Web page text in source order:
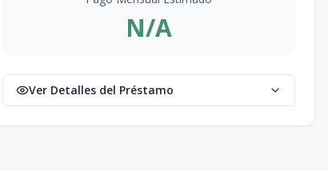
N/A
Ver Detalles del Préstamo